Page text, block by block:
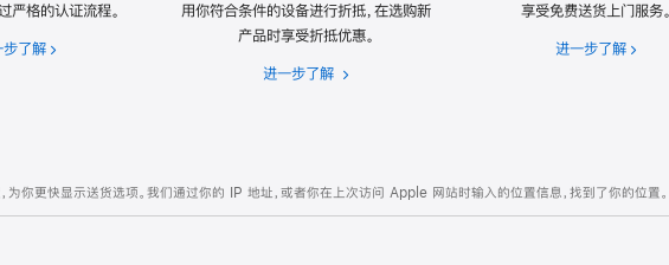
严格的认证流程。
步了解选
用你符合条件的设备进行折抵，在选购新
产品时享受折抵优惠。
进一步了解 Apple
计
划
享受免费送货上门服务。
进一步了解免
为你更快显示送货选项。我们通过你的 IP 地址，或者你在上次访问 Apple 网站时输入的位置信息，找到了你的位置。